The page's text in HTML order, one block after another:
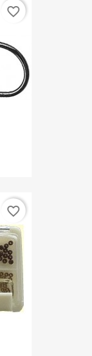
favorite_border
favorite_border